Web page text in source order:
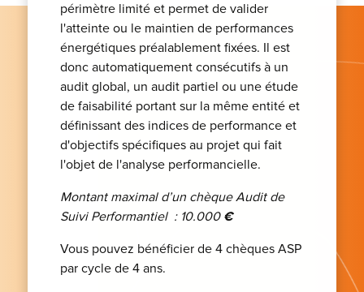
périmètre limité et permet de valider
l'atteinte ou le maintien de performances
énergétiques préalablement fixées. Il est
donc automatiquement consécutifs à un
audit global, un audit partiel ou une étude
de faisabilité portant sur la même entité et
définissant des indices de performance et
d'objectifs spécifiques au projet qui fait
l'objet de l'analyse performancielle.
Montant maximal d’un chèque Audit de
Suivi Performantiel : 10.000€
Vous pouvez bénéficier de 4 chèques ASP
par cycle de 4 ans.